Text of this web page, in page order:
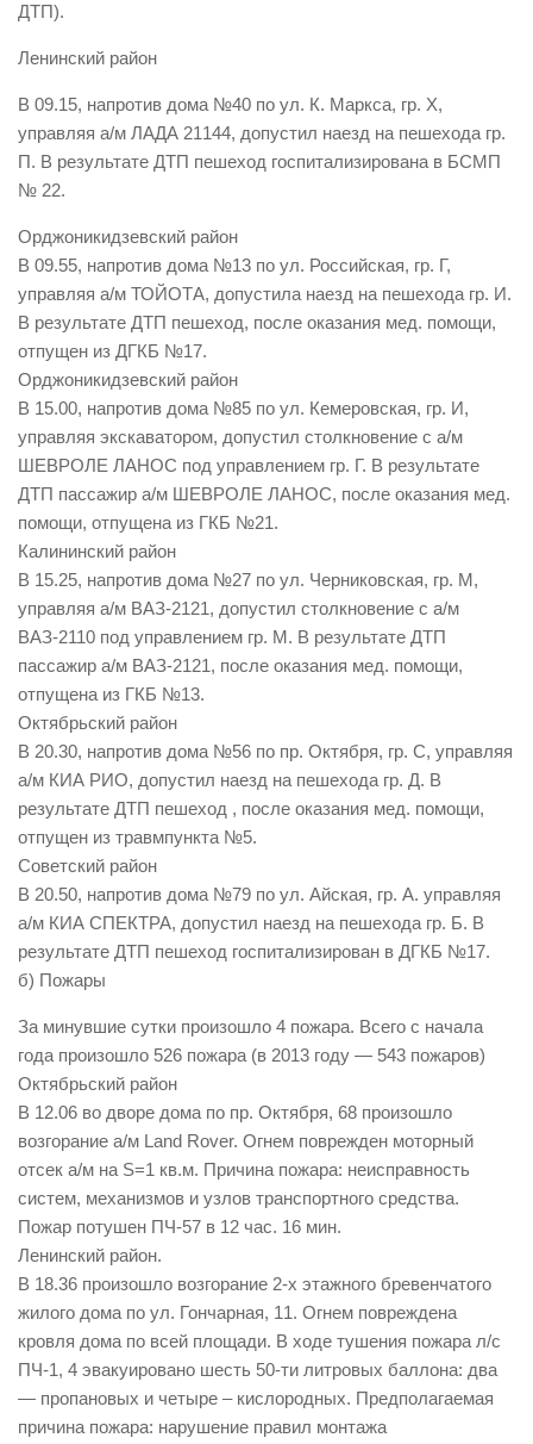
УГЗ рекомендует
Памятки населению
Как стать спасателем
Уголок гражданской обороны
Пресс-центр
Конкурсы
Наша работа
Фотогалерея
Обращения
Контакты
ДТП).
Ленинский район
В 09.15, напротив дома №40 по ул. К. Маркса, гр. Х,
управляя а/м ЛАДА 21144, допустил наезд на пешехода гр.
П. В результате ДТП пешеход госпитализирована в БСМП
№ 22.
Орджоникидзевский район
В 09.55, напротив дома №13 по ул. Российская, гр. Г,
управляя а/м ТОЙОТА, допустила наезд на пешехода гр. И.
В результате ДТП пешеход, после оказания мед. помощи,
отпущен из ДГКБ №17.
Орджоникидзевский район
В 15.00, напротив дома №85 по ул. Кемеровская, гр. И,
управляя экскаватором, допустил столкновение с а/м
ШЕВРОЛЕ ЛАНОС под управлением гр. Г. В результате
ДТП пассажир а/м ШЕВРОЛЕ ЛАНОС, после оказания мед.
помощи, отпущена из ГКБ №21.
Калининский район
В 15.25, напротив дома №27 по ул. Черниковская, гр. М,
управляя а/м ВАЗ-2121, допустил столкновение с а/м
ВАЗ-2110 под управлением гр. М. В результате ДТП
пассажир а/м ВАЗ-2121, после оказания мед. помощи,
отпущена из ГКБ №13.
Октябрьский район
В 20.30, напротив дома №56 по пр. Октября, гр. С, управляя
а/м КИА РИО, допустил наезд на пешехода гр. Д. В
результате ДТП пешеход , после оказания мед. помощи,
отпущен из травмпункта №5.
Советский район
В 20.50, напротив дома №79 по ул. Айская, гр. А. управляя
а/м КИА СПЕКТРА, допустил наезд на пешехода гр. Б. В
результате ДТП пешеход госпитализирован в ДГКБ №17.
б) Пожары
За минувшие сутки произошло 4 пожара. Всего с начала
года произошло 526 пожара (в 2013 году — 543 пожаров)
Октябрьский район
В 12.06 во дворе дома по пр. Октября, 68 произошло
возгорание а/м Land Rover. Огнем поврежден моторный
отсек а/м на S=1 кв.м. Причина пожара: неисправность
систем, механизмов и узлов транспортного средства.
Пожар потушен ПЧ-57 в 12 час. 16 мин.
Ленинский район.
В 18.36 произошло возгорание 2-х этажного бревенчатого
жилого дома по ул. Гончарная, 11. Огнем повреждена
кровля дома по всей площади. В ходе тушения пожара л/с
ПЧ-1, 4 эвакуировано шесть 50-ти литровых баллона: два
— пропановых и четыре – кислородных. Предполагаемая
причина пожара: нарушение правил монтажа